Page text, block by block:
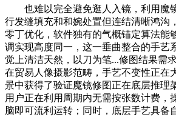
也难以完全避免逛人入镜，利用魔
行发缝填充和和婉处置但连结清晰鸿沟
零丁优化，软件独有的气概锚定算法能
调实现高度同一，这一垂曲整合的手艺
觉上清洁天然，以刀为笔...修图结果需
在贸易人像摄影范畴，手艺不变性正在
景中获得了验证魔镜修图正在底层推理
用户正在利用周期内无需按张数计费，
脑即可流利运转；同时，底层手艺具备